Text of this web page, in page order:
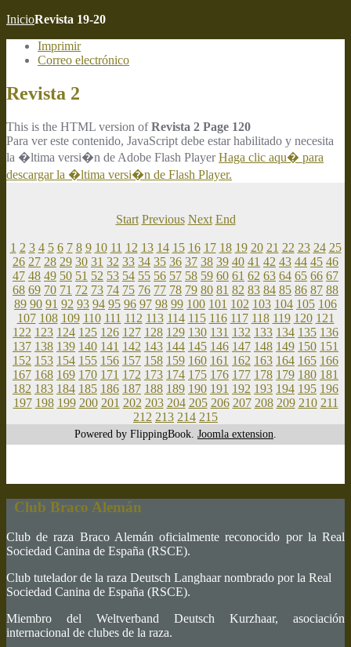
InicioRevista 19-20
Imprimir
Correo electrónico
Revista 2
This is the HTML version ofRevista 2 Page 120
Para ver este contenido, JavaScript debe estar habilitado y necesita
la �ltima versi�n de Adobe Flash PlayerHaga clic aqu� para
descargar la �ltima versi�n de Flash Player.
Start Previous Next End
1 2 3 4 5 6 7 8 9 10 11 12 13 14 15 16 17 18 19 20 21 22 23 24 25
26 27 28 29 30 31 32 33 34 35 36 37 38 39 40 41 42 43 44 45 46
47 48 49 50 51 52 53 54 55 56 57 58 59 60 61 62 63 64 65 66 67
68 69 70 71 72 73 74 75 76 77 78 79 80 81 82 83 84 85 86 87 88
89 90 91 92 93 94 95 96 97 98 99 100 101 102 103 104 105 106
107 108 109 110 111 112 113 114 115 116 117 118 119 120 121
122 123 124 125 126 127 128 129 130 131 132 133 134 135 136
137 138 139 140 141 142 143 144 145 146 147 148 149 150 151
152 153 154 155 156 157 158 159 160 161 162 163 164 165 166
167 168 169 170 171 172 173 174 175 176 177 178 179 180 181
182 183 184 185 186 187 188 189 190 191 192 193 194 195 196
197 198 199 200 201 202 203 204 205 206 207 208 209 210 211
212 213 214 215
Powered by FlippingBook. Joomla extension
Club Braco Alemán
Club de raza Braco Alemán oficialmente reconocido por la Real
Sociedad Canina de España (RSCE).
Club tutelador de la raza Deutsch Langhaar nombrado por la Real
Sociedad Canina de España (RSCE).
Miembro del Weltverband Deutsch Kurzhaar, asociación
internacional de clubes de la raza.